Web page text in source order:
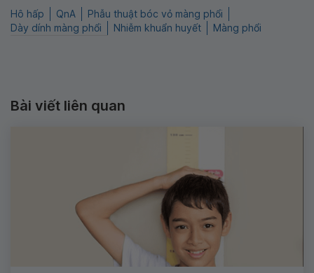
Hô hấp QnA
Phẫu thuật bóc vỏ màng phổi
Dày dính màng phổi
Nhiễm khuẩn huyết Màng phổi
Bài viết liên quan